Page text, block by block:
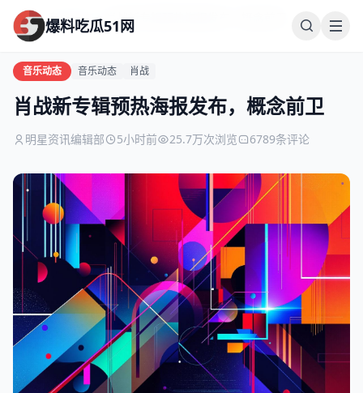
爆料吃瓜51网
首页 音乐动态 肖战新专辑预热海报发布，概念前卫
音乐动态 音乐动态 肖战
肖战新专辑预热海报发布，概念前卫
明星资讯编辑部 5小时前 25.7万次浏览 6789条评论